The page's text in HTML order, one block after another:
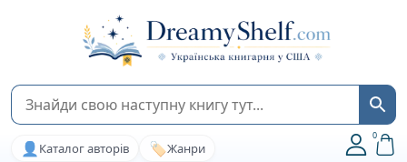
👤 Каталог авторів 🏷️Жанри
0